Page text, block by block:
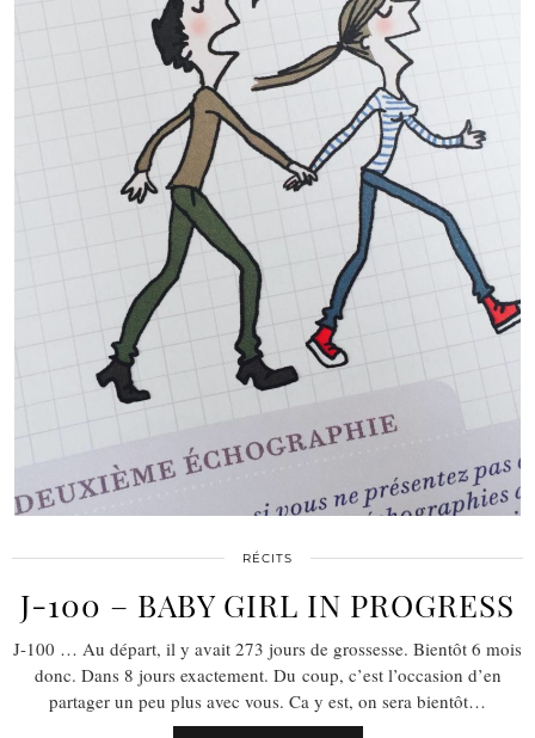
RÉCITS
J-100 – BABY GIRL IN PROGRESS
J-100 … Au départ, il y avait 273 jours de grossesse. Bientôt 6 mois
donc. Dans 8 jours exactement. Du coup, c’est l’occasion d’en
partager un peu plus avec vous. Ca y est, on sera bientôt…